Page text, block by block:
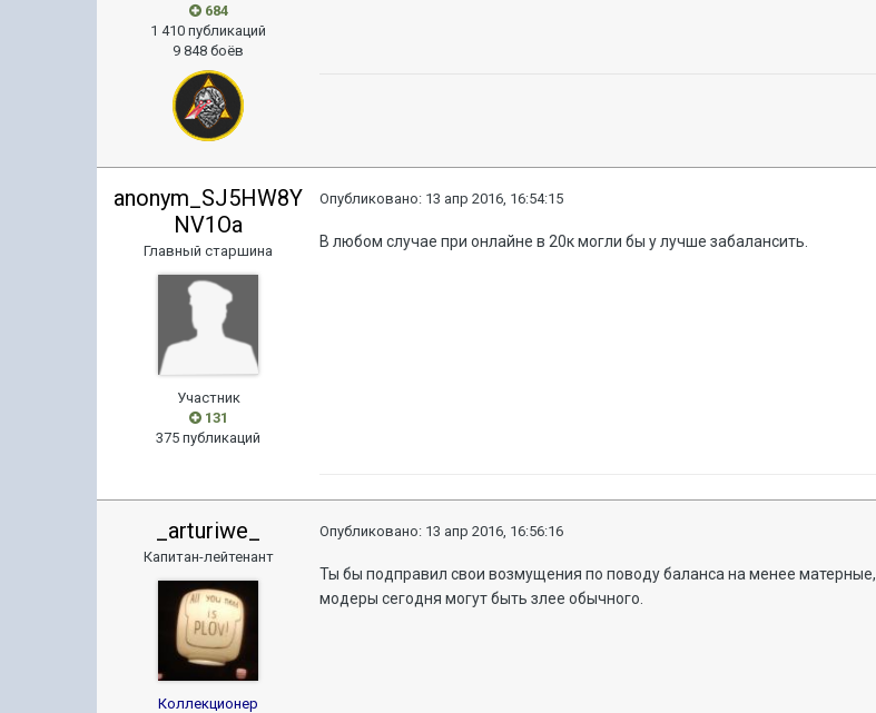
684
1 410 публикаций
9 848 боёв
anonym_SJ5HW8Y
NV1Oa
Главный старшина
Участник
131
375 публикаций
Опубликовано: 13 апр 2016, 16:54:15
В любом случае при онлайне в 20к могли бы у лучше забалансить.
_arturiwe_
Капитан-лейтенант
Коллекционер
Опубликовано: 13 апр 2016, 16:56:16
Ты бы подправил свои возмущения по поводу баланса на менее матерные,
модеры сегодня могут быть злее обычного.